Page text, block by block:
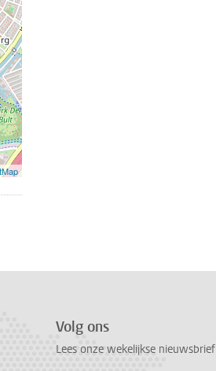
Volg ons
Lees onze wekelijkse nieuwsbrief